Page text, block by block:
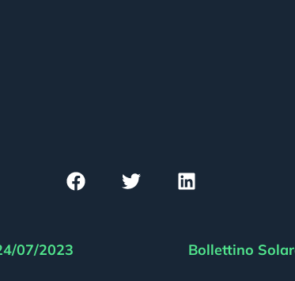
07/2023 Bollettino